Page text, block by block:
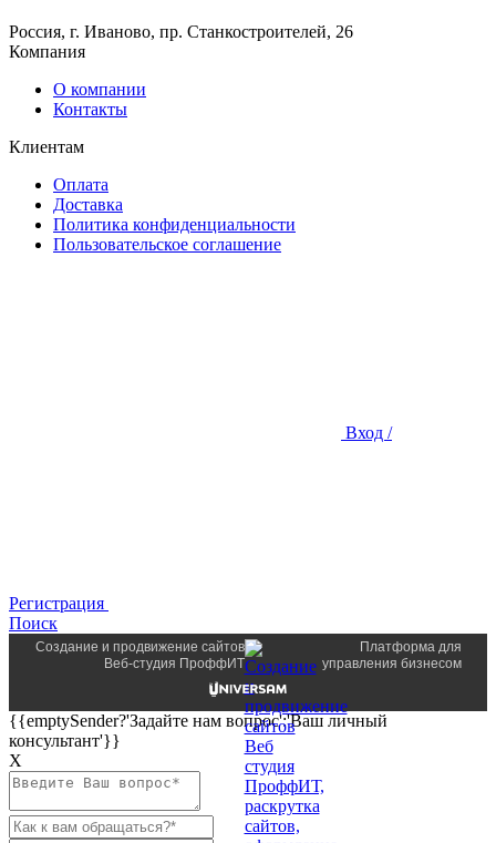
Россия, г. Иваново, пр. Станкостроителей, 26
Компания
О компании
Контакты
Клиентам
Оплата
Доставка
Политика конфиденциальности
Пользовательское соглашение
Вход /
Регистрация
Поиск
Создание и продвижение сайтов
Веб-студия ПроффИТ
Платформа для
управления бизнесом
{{emptySender?'Задайте нам вопрос':'Ваш личный
консультант'}}
Х